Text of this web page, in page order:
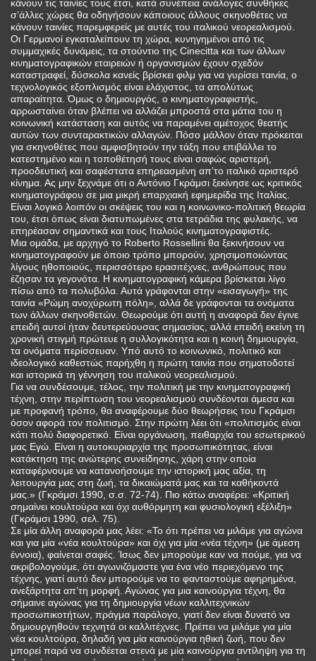
κάνουν τις ταινίες τους έτσι, κατά συνέπεια ανάλογες συνθήκες
σ’άλλες χώρες θα οδηγήσουν κάποιους άλλους σκηνοθέτες να
κάνουν ταινίες παρεμφερείς με αυτές του ιταλικού νεορεαλισμού.
Οι Γερμανοί εγκαταλείπουν τη χώρα, κυνηγημένοι από τις
συμμαχικές δυνάμεις, τα στούντιο της Cinecitta και των άλλων
κινηματογραφικών εταιρειών ή οργανισμών έχουν σχεδόν
καταστραφεί, δύσκολα κανείς βρίσκει φιλμ για να γυρίσει ταινία, ο
τεχνολογικός εξοπλισμός είναι ελάχιστος, τα απολύτως
απαραίτητα. Όμως ο δημιουργός, ο κινηματογραφιστής,
αρρωσταίνει όταν βλέπει να αλλάζει μπροστά στα μάτια του η
κοινωνική κατάσταση και αυτός να παραμένει αμέτοχος θεατής
αυτών των συνταρακτικών αλλαγών. Πόσο μάλλον όταν πρόκειται
για σκηνοθέτες που αμφισβητούν την τάξη που επιβάλλει το
κατεστημένο και η τοποθέτησή τους είναι σαφώς αριστερή,
προοδευτική και σαφέστατα επηρεασμένη απ’το ιταλικό αριστερό
κίνημα. Ας μην ξεχνάμε ότι ο Αντόνιο Γκράμσι ξεκίνησε ως κριτικός
κινηματογράφου σε μια μικρή επαρχιακή εφημερίδα της Ιταλίας.
Είναι λογικό λοιπόν οι σκέψεις του και η κοινωνικο-πολιτική θεωρία
του, έτσι όπως είναι διατυπωμένες στα τετράδια της φυλακής, να
επηρέασαν σημαντικά και τους Ιταλούς κινηματογραφιστές.
Μια ομάδα, με αρχηγό το Roberto Rossellini θα ξεκινήσουν να
κινηματογραφούν με όποιο τρόπο μπορούν, χρησιμοποιώντας
λίγους ηθοποιούς, περισσότερο ερασιτέχνες, ανθρώπους που
έζησαν τα γεγονότα. Η κινηματογραφική κάμερα βρίσκεται λίγο
πίσω από τα πολυβόλα. Αυτά γράφονται στην «εισαγωγή» της
ταινία «Ρώμη ανοχύρωτη πόλη», αλλά δε γράφονται τα ονόματα
των άλλων σκηνοθετών. Θεωρούμε ότι αυτή η αναφορά δεν έγινε
επειδή αυτοί ήταν δευτερεύουσας σημασίας, αλλά επειδή εκείνη τη
χρονική στιγμή πρώτευε η συλλογικότητα και η κοινή δημιουργία,
τα ονόματα περίσσευαν. Υπό αυτό το κοινωνικό, πολιτικό και
ιδεολογικό καθεστώς παρήχθη η πρώτη ταινία που σηματοδοτεί
και ιστορικά τη γέννηση του ιταλικού νεορεαλισμού.
Για να συνδέσουμε, τέλος, την πολιτική με την κινηματογραφική
τέχνη, στην περίπτωση του νεορεαλισμού συνδέονται άμεσα και
με προφανή τρόπο, θα αναφέρουμε δύο θεωρήσεις του Γκράμσι
όσον αφορά τον πολιτισμό. Στην πρώτη λέει ότι «πολιτισμός είναι
κάτι πολύ διαφορετικό. Είναι οργάνωση, πειθαρχία του εσωτερικού
μας Εγώ. Είναι η αυτοκυριαρχία της προσωπικότητας, είναι
κατάκτηση της ανώτερης συνείδησης, χάρη στην οποία
καταφέρνουμε να κατανοήσουμε την ιστορική μας αξία, τη
λειτουργία μας στη ζωή, τα δικαιώματά μας και τα καθήκοντά
μας.» (Γκράμσι 1990, σ.σ. 72-74). Πιο κάτω αναφέρει: «Κριτική
σημαίνει κουλτούρα και όχι αυθόρμητη και φυσιολογική εξέλιξη»
(Γκράμσι 1990, σελ. 75).
Σε μία άλλη αναφορά μας λέει: «Το ότι πρέπει να μιλάμε για αγώνα
και για μία «νέα κουλτούρα» και όχι για μία «νέα τέχνη» (με άμεση
έννοια), φαίνεται σαφές. Ίσως δεν μπορούμε καν να πούμε, για να
ακριβολογούμε, ότι αγωνιζόμαστε για ένα νέο περιεχόμενο της
τέχνης, γιατί αυτό δεν μπορούμε να το φανταστούμε αφηρημένα,
ανεξάρτητα απ’τη μορφή. Αγώνας για μια καινούργια τέχνη, θα
σήμαινε αγώνας για τη δημιουργία νέων καλλιτεχνικών
προσωπικοτήτων, πράγμα παράλογο, γιατί δεν είναι δυνατό να
δημιουργηθούν τεχνητά οι καλλιτέχνες. Πρέπει να μιλάμε για μία
νέα κουλτούρα, δηλαδή για μία καινούργια ηθική ζωή, που δεν
μπορεί παρά να συνδέεται στενά με μία καινούργια αντίληψη για τη